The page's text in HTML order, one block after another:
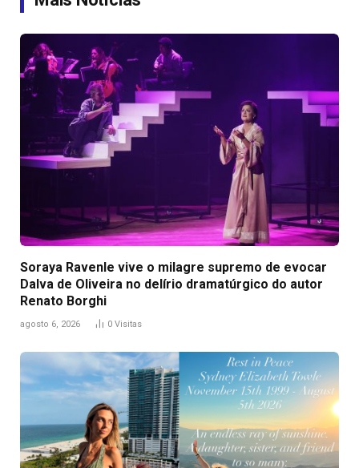
Soraya Ravenle vive o milagre supremo de evocar
Dalva de Oliveira no delírio dramatúrgico do autor
Renato Borghi
agosto 6, 2026 0 Visitas